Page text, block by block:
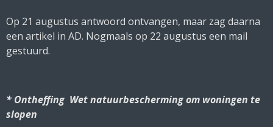
Op 21 augustus antwoord ontvangen, maar zag daarna
een artikel in AD. Nogmaals op 22 augustus een mail
gestuurd.
* Ontheffing Wet natuurbescherming om woningen te
slopen